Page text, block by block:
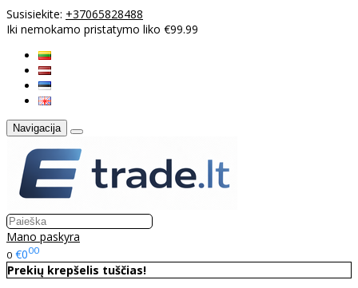
Susisiekite: +37065828488
Iki nemokamo pristatymo liko €99.99
Navigacija
Mano paskyra
0 €000
Prekių krepšelis tuščias!